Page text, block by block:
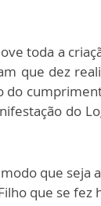
toda a
que dez
do
do
que seja
que se fez